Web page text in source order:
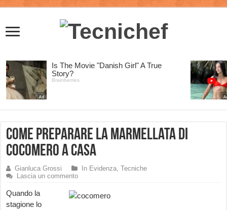
Come preparare la Marmellata di
Cocomero a Casa
Gianluca Grossi In Evidenza,Tecniche
Lascia un commento
Quando la
stagione lo